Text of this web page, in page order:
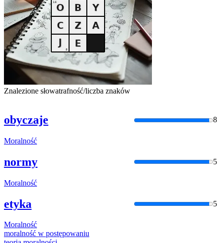
Znalezione słowatrafność/liczba znaków
obyczaje 8
Moralność
normy 5
Moralność
etyka 5
Moralność
moralność w postępowaniu